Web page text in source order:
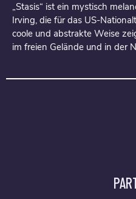
„Stasis“ ist ein mystisch
Irving, die für das US-
coole und abstrakte Weise
im freien Gelände und in der